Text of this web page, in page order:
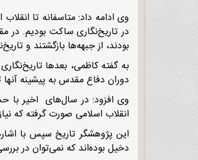
بودند، از جبهه‌ها بازگشتند و
به گفته کاظمی، بعد‌ها
دوران دفاع مقدس به پیشینه
وی افزود: در سال‌های اخیر با
انقلاب اسلامی صورت گرفته که
دخیل بوده‌اند که نمی‌توان در بررسی